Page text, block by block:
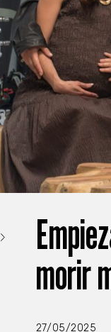
morir
27/05/2025